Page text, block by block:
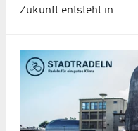
Zukunft entsteht in…